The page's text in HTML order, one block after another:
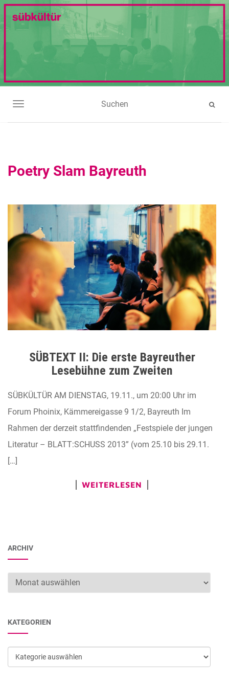
NAVIGATION UMSCHALTEN
Poetry Slam Bayreuth
SÜBTEXT II: Die erste Bayreuther
Lesebühne zum Zweiten
SÜBKÜLTÜR AM DIENSTAG, 19.11., um 20:00 Uhr im
Forum Phoinix, Kämmereigasse 9 1/2, Bayreuth Im
Rahmen der derzeit stattfindenden „Festspiele der jungen
Literatur – BLATT:SCHUSS 2013” (vom 25.10 bis 29.11.
[…]
WEITERLESEN
ARCHIV
Archiv
KATEGORIEN
Kategorien